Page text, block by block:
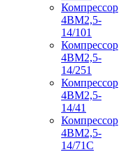
Компрессор
4ВМ2,5-
14/101
Компрессор
4ВМ2,5-
14/251
Компрессор
4ВМ2,5-
14/41
Компрессор
4ВМ2,5-
14/71C